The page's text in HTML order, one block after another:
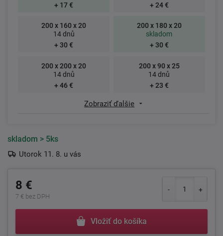
+ 17 €
+ 24 €
200 x 160 x 20
14 dnů
+ 30 €
200 x 180 x 20
skladom
+ 30 €
200 x 200 x 20
14 dnů
+ 46 €
200 x 90 x 25
14 dnů
+ 23 €
Zobraziť ďalšie
skladom > 5ks
Utorok 11. 8. u vás
8 €
7 € bez DPH
Vložiť do košíka